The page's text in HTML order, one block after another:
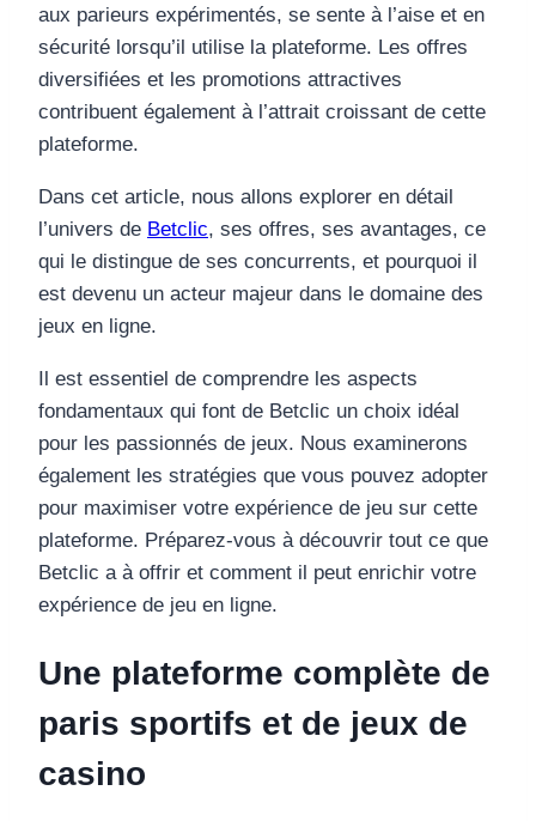
aux parieurs expérimentés, se sente à l’aise et en
sécurité lorsqu’il utilise la plateforme. Les offres
diversifiées et les promotions attractives
contribuent également à l’attrait croissant de cette
plateforme.
Dans cet article, nous allons explorer en détail
l’univers de Betclic, ses offres, ses avantages, ce
qui le distingue de ses concurrents, et pourquoi il
est devenu un acteur majeur dans le domaine des
jeux en ligne.
Il est essentiel de comprendre les aspects
fondamentaux qui font de Betclic un choix idéal
pour les passionnés de jeux. Nous examinerons
également les stratégies que vous pouvez adopter
pour maximiser votre expérience de jeu sur cette
plateforme. Préparez-vous à découvrir tout ce que
Betclic a à offrir et comment il peut enrichir votre
expérience de jeu en ligne.
Une plateforme complète de
paris sportifs et de jeux de
casino